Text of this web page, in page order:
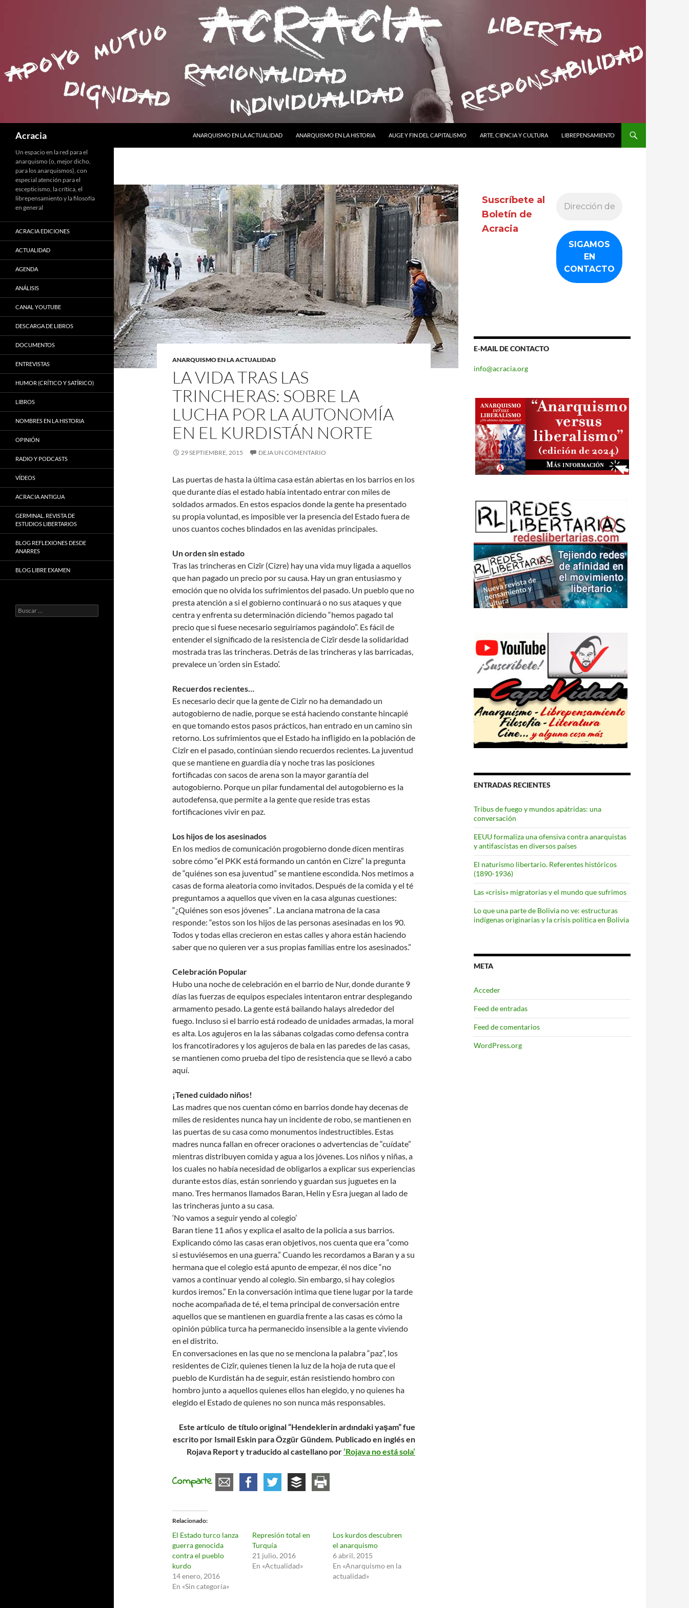
Acracia
ANARQUISMO EN LA ACTUALIDAD
ANARQUISMO EN LA HISTORIA AUGE Y FIN DEL CAPITALISMO ARTE, CIENCIA Y CULTURA LIBREPENSAMIENTO
ANARQUISMO EN LA ACTUALIDAD
LA VIDA TRAS LAS
TRINCHERAS: SOBRE LA
LUCHA POR LA AUTONOMÍA
EN EL KURDISTÁN NORTE
29 SEPTIEMBRE, 2015 DEJA UN COMENTARIO
Las puertas de hasta la última casa están abiertas en los barrios en los
que durante días el estado había intentado entrar con miles de
soldados armados. En estos espacios donde la gente ha presentado
su propia voluntad, es imposible ver la presencia del Estado fuera de
unos cuantos coches blindados en las avenidas principales.
Un orden sin estado
Tras las trincheras en Cizîr (Cizre) hay una vida muy ligada a aquellos
que han pagado un precio por su causa. Hay un gran entusiasmo y
emoción que no olvida los sufrimientos del pasado. Un pueblo que no
presta atención a si el gobierno continuará o no sus ataques y que
centra y enfrenta su determinación diciendo “hemos pagado tal
precio que si fuese necesario seguiríamos pagándolo”. Es fácil de
entender el significado de la resistencia de Cizîr desde la solidaridad
mostrada tras las trincheras. Detrás de las trincheras y las barricadas,
prevalece un ‘orden sin Estado’.
Recuerdos recientes…
Es necesario decir que la gente de Cizîr no ha demandado un
autogobierno de nadie, porque se está haciendo constante hincapié
en que tomando estos pasos prácticos, han entrado en un camino sin
retorno. Los sufrimientos que el Estado ha infligido en la población de
Cizîr en el pasado, continúan siendo recuerdos recientes. La juventud
que se mantiene en guardia día y noche tras las posiciones
fortificadas con sacos de arena son la mayor garantía del
autogobierno. Porque un pilar fundamental del autogobierno es la
autodefensa, que permite a la gente que reside tras estas
fortificaciones vivir en paz.
Los hijos de los asesinados
En los medios de comunicación progobierno donde dicen mentiras
sobre cómo “el PKK está formando un cantón en Cizre” la pregunta
de “quiénes son esa juventud” se mantiene escondida. Nos metimos a
casas de forma aleatoria como invitados. Después de la comida y el té
preguntamos a aquellos que viven en la casa algunas cuestiones:
“¿Quiénes son esos jóvenes” . La anciana matrona de la casa
responde: “estos son los hijos de las personas asesinadas en los 90.
Todos y todas ellas crecieron en estas calles y ahora están haciendo
saber que no quieren ver a sus propias familias entre los asesinados.”
Celebración Popular
Hubo una noche de celebración en el barrio de Nur, donde durante 9
días las fuerzas de equipos especiales intentaron entrar desplegando
armamento pesado. La gente está bailando halays alrededor del
fuego. Incluso si el barrio está rodeado de unidades armadas, la moral
es alta. Los agujeros en la las sábanas colgadas como defensa contra
los francotiradores y los agujeros de bala en las paredes de las casas,
se mantienen como prueba del tipo de resistencia que se llevó a cabo
aquí.
¡Tened cuidado niños!
Las madres que nos cuentan cómo en barrios donde hay decenas de
miles de residentes nunca hay un incidente de robo, se mantienen en
las puertas de su casa como monumentos indestructibles. Estas
madres nunca fallan en ofrecer oraciones o advertencias de “cuídate”
mientras distribuyen comida y agua a los jóvenes. Los niños y niñas, a
los cuales no había necesidad de obligarlos a explicar sus experiencias
durante estos días, están sonriendo y guardan sus juguetes en la
mano. Tres hermanos llamados Baran, Helin y Esra juegan al lado de
las trincheras junto a su casa.
‘No vamos a seguir yendo al colegio’
Baran tiene 11 años y explica el asalto de la policía a sus barrios.
Explicando cómo las casas eran objetivos, nos cuenta que era “como
si estuviésemos en una guerra.” Cuando les recordamos a Baran y a su
hermana que el colegio está apunto de empezar, él nos dice “no
vamos a continuar yendo al colegio. Sin embargo, si hay colegios
kurdos iremos.” En la conversación intima que tiene lugar por la tarde
noche acompañada de té, el tema principal de conversación entre
aquellos que se mantienen en guardia frente a las casas es cómo la
opinión pública turca ha permanecido insensible a la gente viviendo
en el distrito.
En conversaciones en las que no se menciona la palabra “paz”, los
residentes de Cizîr, quienes tienen la luz de la hoja de ruta que el
pueblo de Kurdistán ha de seguir, están resistiendo hombro con
hombro junto a aquellos quienes ellos han elegido, y no quienes ha
elegido el Estado de quienes no son nunca más responsables.
Este artículo de título original “Hendeklerin ardındaki yaşam” fue
escrito por Ismail Eskin para Özgür Gündem. Publicado en inglés en
Rojava Report y traducido al castellano por‘Rojava no está sola’
Comparte
Relacionado
El Estado turco lanza
guerra genocida
contra el pueblo
kurdo
14 enero, 2016
En «Sin categoría»
Represión total en
Turquía
21 julio, 2016
En «Actualidad»
Los kurdos descubren
el anarquismo
6 abril, 2015
En «Anarquismo en la
actualidad»
Suscríbete al
Boletín de
Acracia
E-MAIL DE CONTACTO
info@acracia.org
ENTRADAS RECIENTES
Tribus de fuego y mundos apátridas: una
conversación
EEUU formaliza una ofensiva contra anarquistas
y antifascistas en diversos países
El naturismo libertario. Referentes históricos
(1890-1936)
Las «crisis» migratorias y el mundo que sufrimos
Lo que una parte de Bolivia no ve: estructuras
indígenas originarias y la crisis política en Bolivia
META
Acceder
Feed de entradas
Feed de comentarios
WordPress.org
Un espacio en la red para el
anarquismo (o, mejor dicho,
para los anarquismos), con
especial atención para el
escepticismo, la crítica, el
librepensamiento y la filosofía
en general
ACRACIA EDICIONES
ACTUALIDAD
AGENDA
ANÁLISIS
CANAL YOUTUBE
DESCARGA DE LIBROS
DOCUMENTOS
ENTREVISTAS
HUMOR (CRÍTICO Y SATÍRICO)
LIBROS
NOMBRES EN LA HISTORIA
OPINIÓN
RADIO Y PODCASTS
VÍDEOS
ACRACIA ANTIGUA
GERMINAL. REVISTA DE
ESTUDIOS LIBERTARIOS
BLOG REFLEXIONES DESDE
ANARRES
BLOG LIBRE EXAMEN
Buscar: